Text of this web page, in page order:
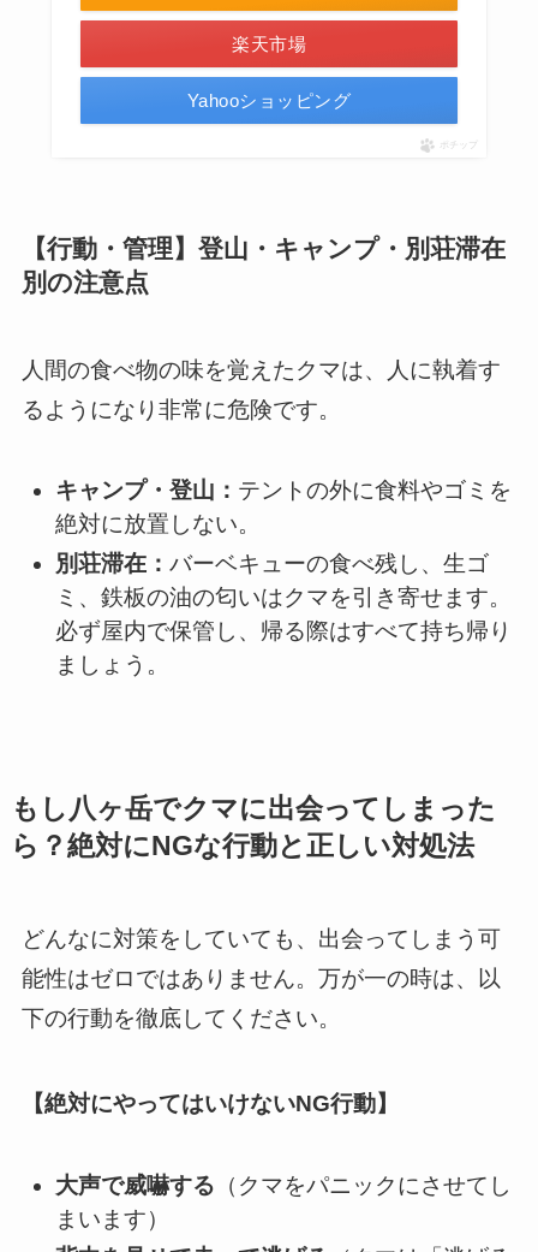
楽天市場
Yahooショッピング
ポチップ
【行動・管理】登山・キャンプ・別荘滞在
別の注意点
人間の食べ物の味を覚えたクマは、人に執着す
るようになり非常に危険です。
キャンプ・登山： テントの外に食料やゴミを
絶対に放置しない。
別荘滞在：バーベキューの食べ残し、生ゴ
ミ、鉄板の油の匂いはクマを引き寄せます。
必ず屋内で保管し、帰る際はすべて持ち帰り
ましょう。
もし八ヶ岳でクマに出会ってしまった
ら？絶対にNGな行動と正しい対処法
どんなに対策をしていても、出会ってしまう可
能性はゼロではありません。万が一の時は、以
下の行動を徹底してください。
【絶対にやってはいけないNG行動】
大声で威嚇する （クマをパニックにさせてし
まいます）